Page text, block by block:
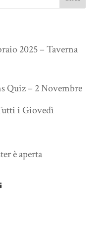
2025 – Taverna
Quiz – 2 Novembre
i Giovedì
è aperta